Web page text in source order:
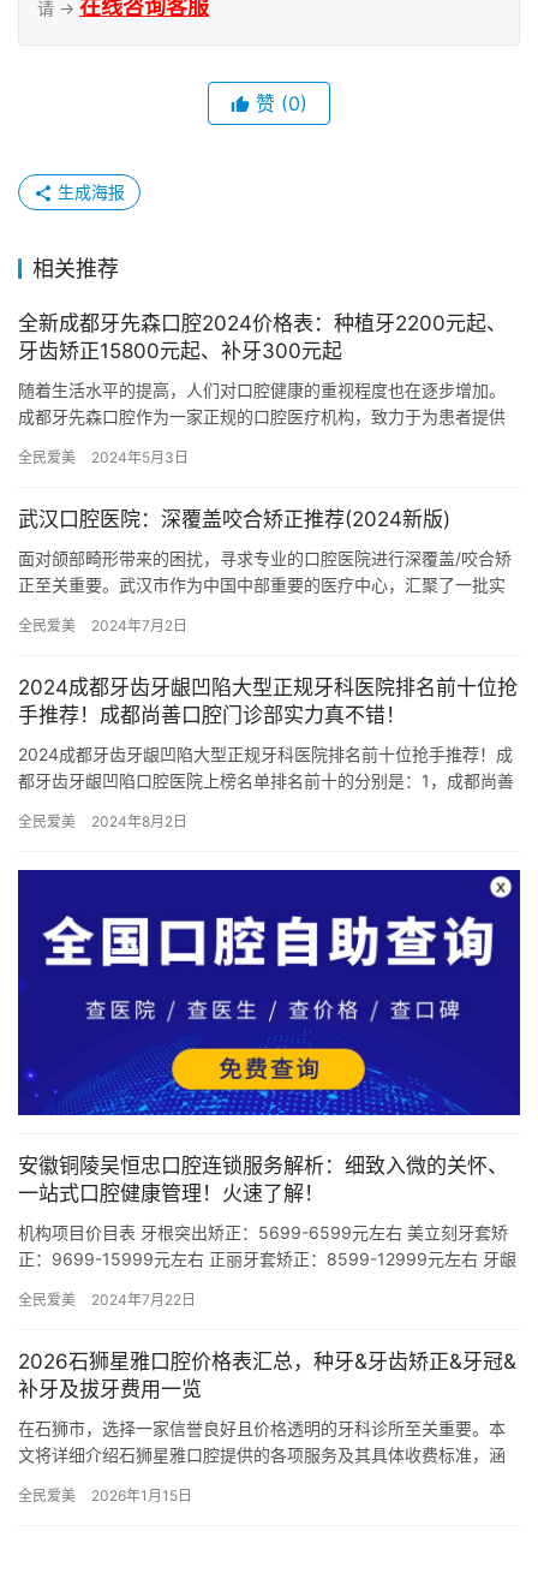
请 → 在线咨询客服
赞 (0)
生成海报
相关推荐
全新成都牙先森口腔2024价格表：种植牙2200元起、
牙齿矫正15800元起、补牙300元起
随着生活水平的提高，人们对口腔健康的重视程度也在逐步增加。
成都牙先森口腔作为一家正规的口腔医疗机构，致力于为患者提供
起…
全民爱美 2024年5月3日
武汉口腔医院：深覆盖咬合矫正推荐(2024新版)
面对颌部畸形带来的困扰，寻求专业的口腔医院进行深覆盖/咬合矫
正至关重要。武汉市作为中国中部重要的医疗中心，汇聚了一批实
杨…
全民爱美 2024年7月2日
2024成都牙齿牙龈凹陷大型正规牙科医院排名前十位抢
手推荐！成都尚善口腔门诊部实力真不错！
2024成都牙齿牙龈凹陷大型正规牙科医院排名前十位抢手推荐！成
都牙齿牙龈凹陷口腔医院上榜名单排名前十的分别是：1，成都尚善
全民爱美 2024年8月2日
安徽铜陵吴恒忠口腔连锁服务解析：细致入微的关怀、
一站式口腔健康管理！火速了解！
机构项目价目表 牙根突出矫正：5699-6599元左右 美立刻牙套矫
正：9699-15999元左右 正丽牙套矫正：8599-12999元左右 牙龈
全民爱美 2024年7月22日
2026石狮星雅口腔价格表汇总，种牙&牙齿矫正&牙冠&
补牙及拔牙费用一览
在石狮市，选择一家信誉良好且价格透明的牙科诊所至关重要。本
文将详细介绍石狮星雅口腔提供的各项服务及其具体收费标准，涵
够根据…
全民爱美 2026年1月15日